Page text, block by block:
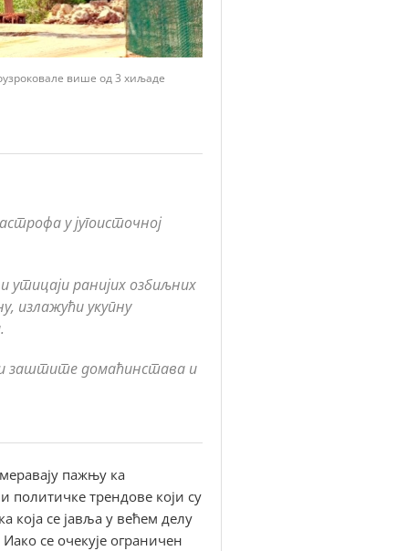
више од 3 хиљаде
у југоисточној
утицаји ранијих озбиљних
излажући укупну
заштите домаћинстава и
пажњу ка
политичке трендове који су
која се јавља у већем делу
Иако се очекује ограничен